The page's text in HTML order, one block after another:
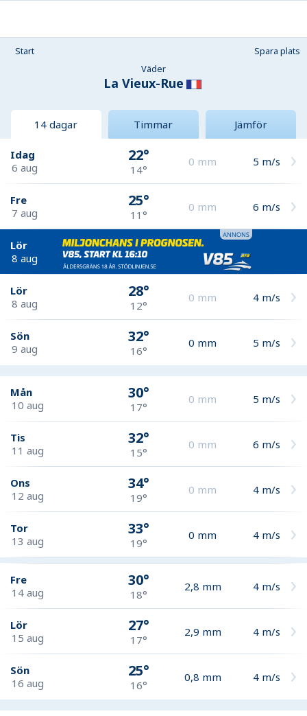
Start
Spara plats
Väder
La Vieux-Rue
14 dagar Timmar Jämför
Idag
6 aug
22°
14°
0 mm 5 m/s
Fre
7 aug
25°
11°
0 mm 6 m/s
Lör
8 aug
Lör
8 aug
28°
12°
0 mm 4 m/s
Sön
9 aug
32°
16°
0 mm 5 m/s
Mån
10 aug
30°
17°
0 mm 5 m/s
Tis
11 aug
32°
15°
0 mm 6 m/s
Ons
12 aug
34°
19°
0 mm 4 m/s
Tor
13 aug
33°
19°
0 mm 4 m/s
Fre
14 aug
30°
18°
2,8 mm 4 m/s
Lör
15 aug
27°
17°
2,9 mm 4 m/s
Sön
16 aug
25°
16°
0,8 mm 4 m/s